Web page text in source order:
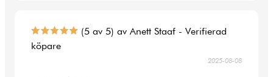
(5 av 5) av Anett Staaf - Verifierad
köpare
2025-08-08